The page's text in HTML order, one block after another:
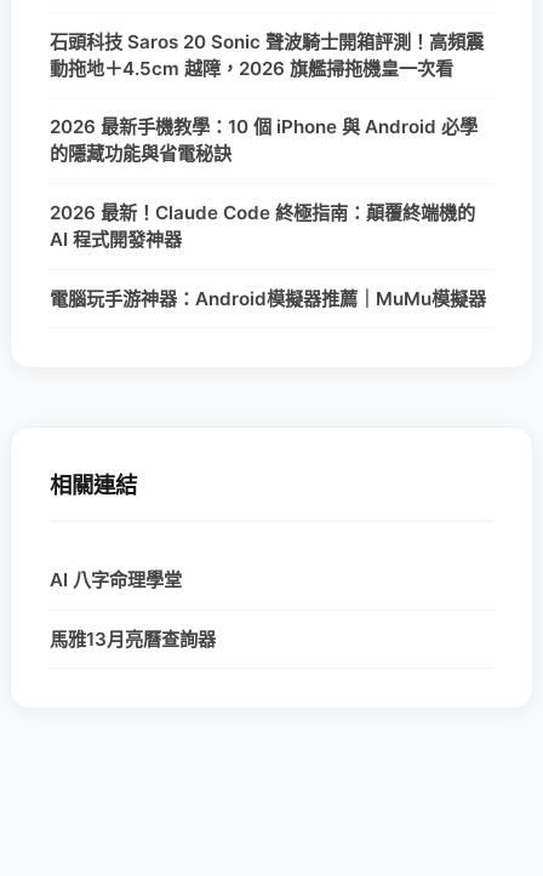
石頭科技 Saros 20 Sonic 聲波騎士開箱評測！高頻震
動拖地＋4.5cm 越障，2026 旗艦掃拖機皇一次看
2026 最新手機教學：10 個 iPhone 與 Android 必學
的隱藏功能與省電秘訣
2026 最新！Claude Code 終極指南：顛覆終端機的
AI 程式開發神器
電腦玩手游神器：Android模擬器推薦｜MuMu模擬器
相關連結
AI 八字命理學堂
馬雅13月亮曆查詢器